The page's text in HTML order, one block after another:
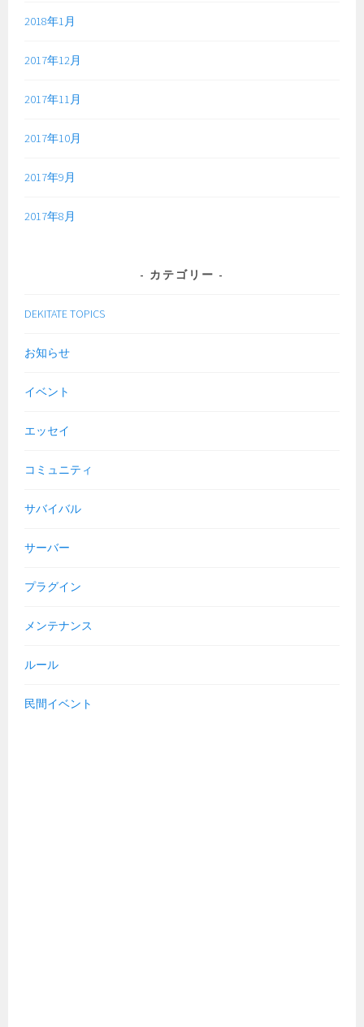
2018年1月
2017年12月
2017年11月
2017年10月
2017年9月
2017年8月
カテゴリー
DEKITATE TOPICS
お知らせ
イベント
エッセイ
コミュニティ
サバイバル
サーバー
プラグイン
メンテナンス
ルール
民間イベント